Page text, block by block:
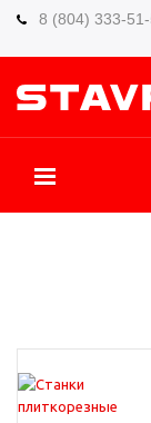
8 (804) 333-
О БРЕНДЕ